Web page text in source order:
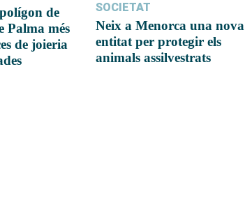
de
Palma més
de joieria
SOCIETAT
Neix a Menorca una nova
entitat per protegir els
animals assilvestrats